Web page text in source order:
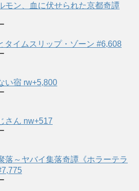
モン、血に伏せられた京都奇譚
タイムスリップ・ゾーン #6,608
い宿 rw+5,800
さん nw+517
落～ヤバイ集落奇譚《ホラーテラ